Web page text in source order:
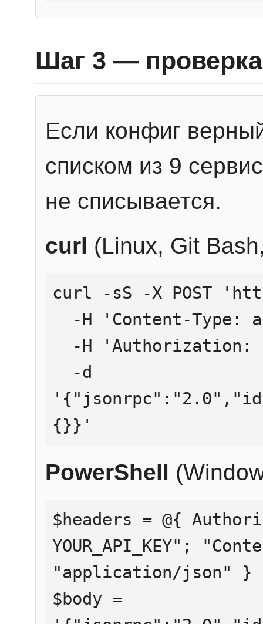
Шаг 3 — проверка
Если конфиг
списком из 9
не списывается.
curl (Linux, Git
curl -sS -X POST
{}}'
PowerShell
$headers = @{
YOUR_API_KEY";
"application/json" }
$body =